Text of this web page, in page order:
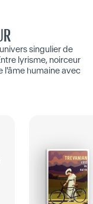
singulier de
lyrisme, noirceur
l'âme humaine avec